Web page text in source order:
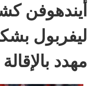
أيندهوفن
ليفربول
مهدد بالإقالة